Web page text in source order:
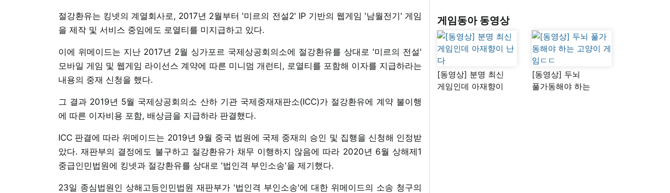
절강환유는 킹넷의 계열회사로, 2017년 2월부터 '미르의 전설2' IP 기반의 웹게임 '남월전기' 게임
을 제작 및 서비스 중임에도 로열티를 미지급하고 있다.
이에 위메이드는 지난 2017년 2월 싱가포르 국제상공회의소에 절강환유를 상대로 '미르의 전설'
모바일 게임 및 웹게임 라이선스 계약에 따른 미니멈 개런티, 로열티를 포함해 이자를 지급하라는
내용의 중재 신청을 했다.
그 결과 2019년 5월 국제상공회의소 산하 기관 국제중재재판소(ICC)가 절강환유에 계약 불이행
에 따른 이자비용 포함, 배상금을 지급하라 판결했다.
ICC 판결에 따라 위메이드는 2019년 9월 중국 법원에 국제 중재의 승인 및 집행을 신청해 인정받
았다. 재판부의 결정에도 불구하고 절강환유가 채무 이행하지 않음에 따라 2020년 6월 상해제1
중급인민법원에 킹넷과 절강환유를 상대로 '법인격 부인소송'을 제기했다.
23일 종심법원인 상해고등인민법원 재판부가 '법인격 부인소송'에 대한 위메이드의 소송 청구의
게임동아 동영상
[동영상] 분명 최신
게임인데 아재향이
[동영상] 두뇌
풀가동해야 하는